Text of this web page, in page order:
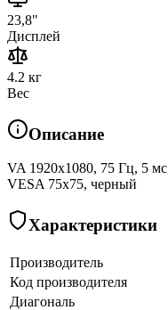
23,8"
Дисплей
4.2 кг
Вес
Описание
VA 1920x1080, 75 Гц, 5
VESA 75х75, черный
Характеристики
Производитель
Код производителя
Диагональ